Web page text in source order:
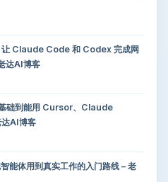
让 Claude Code 和 Codex 完成网
达AI博客
础到能用 Cursor、Claude
AI博客
能体用到真实工作的入门路线 – 老